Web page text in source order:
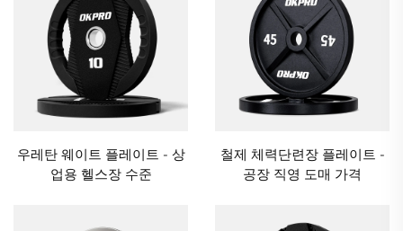
우레탄 웨이트 플레이트 - 상
업용 헬스장 수준
철제 체력단련장 플레이트 -
공장 직영 도매 가격